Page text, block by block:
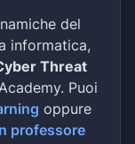
del
informatica,
Threat
Puoi
oppure
professore